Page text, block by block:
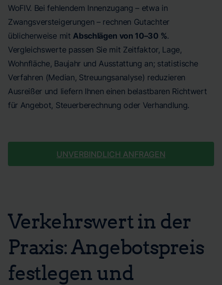
WoFlV. Bei fehlendem Innenzugang – etwa in
Zwangsversteigerungen – rechnen Gutachter
üblicherweise mitAbschlägen von 10–30 %.
Vergleichswerte passen Sie mit Zeitfaktor, Lage,
Wohnfläche, Baujahr und Ausstattung an; statistische
Verfahren (Median, Streuungsanalyse) reduzieren
Ausreißer und liefern Ihnen einen belastbaren Richtwert
für Angebot, Steuerberechnung oder Verhandlung.
UNVERBINDLICH ANFRAGEN
Verkehrswert in der
Praxis: Angebotspreis
festlegen und